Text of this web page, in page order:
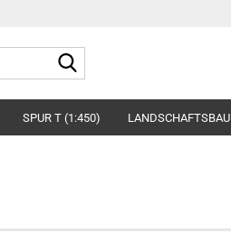
SPUR T (1:450) LANDSCHAFTSBAU